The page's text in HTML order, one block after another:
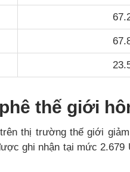
thế giới
thị trường thế giới
ghi nhận tại mức